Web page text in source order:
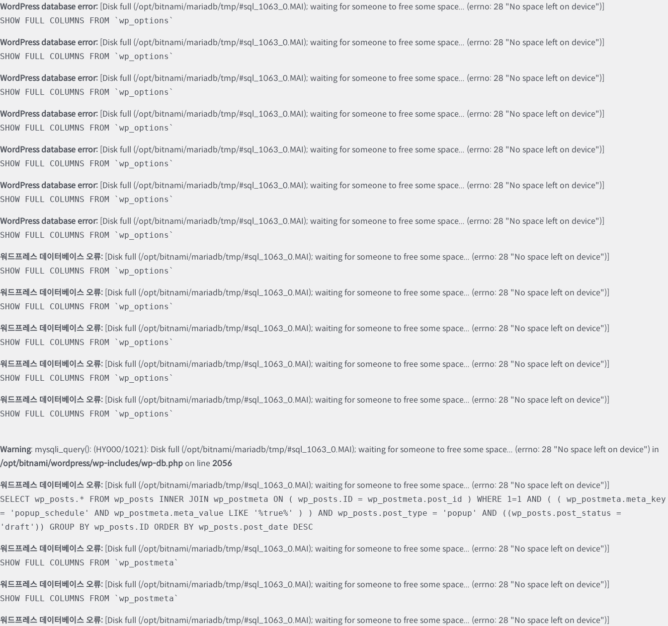
WordPress database error: [Disk full (/opt/bitnami/mariadb/tmp/#sql_1063_0.MAI); waiting for someone to free some space... (errno: 28 "No space left on device")]
SHOW FULL COLUMNS FROM `wp_options`
WordPress database error: [Disk full (/opt/bitnami/mariadb/tmp/#sql_1063_0.MAI); waiting for someone to free some space... (errno: 28 "No space left on device")]
SHOW FULL COLUMNS FROM `wp_options`
WordPress database error: [Disk full (/opt/bitnami/mariadb/tmp/#sql_1063_0.MAI); waiting for someone to free some space... (errno: 28 "No space left on device")]
SHOW FULL COLUMNS FROM `wp_options`
WordPress database error: [Disk full (/opt/bitnami/mariadb/tmp/#sql_1063_0.MAI); waiting for someone to free some space... (errno: 28 "No space left on device")]
SHOW FULL COLUMNS FROM `wp_options`
WordPress database error: [Disk full (/opt/bitnami/mariadb/tmp/#sql_1063_0.MAI); waiting for someone to free some space... (errno: 28 "No space left on device")]
SHOW FULL COLUMNS FROM `wp_options`
WordPress database error: [Disk full (/opt/bitnami/mariadb/tmp/#sql_1063_0.MAI); waiting for someone to free some space... (errno: 28 "No space left on device")]
SHOW FULL COLUMNS FROM `wp_options`
WordPress database error: [Disk full (/opt/bitnami/mariadb/tmp/#sql_1063_0.MAI); waiting for someone to free some space... (errno: 28 "No space left on device")]
SHOW FULL COLUMNS FROM `wp_options`
워드프레스 데이터베이스 오류: [Disk full (/opt/bitnami/mariadb/tmp/#sql_1063_0.MAI); waiting for someone to free some space... (errno: 28 "No space left on device")]
SHOW FULL COLUMNS FROM `wp_options`
워드프레스 데이터베이스 오류: [Disk full (/opt/bitnami/mariadb/tmp/#sql_1063_0.MAI); waiting for someone to free some space... (errno: 28 "No space left on device")]
SHOW FULL COLUMNS FROM `wp_options`
워드프레스 데이터베이스 오류: [Disk full (/opt/bitnami/mariadb/tmp/#sql_1063_0.MAI); waiting for someone to free some space... (errno: 28 "No space left on device")]
SHOW FULL COLUMNS FROM `wp_options`
워드프레스 데이터베이스 오류: [Disk full (/opt/bitnami/mariadb/tmp/#sql_1063_0.MAI); waiting for someone to free some space... (errno: 28 "No space left on device")]
SHOW FULL COLUMNS FROM `wp_options`
워드프레스 데이터베이스 오류: [Disk full (/opt/bitnami/mariadb/tmp/#sql_1063_0.MAI); waiting for someone to free some space... (errno: 28 "No space left on device")]
SHOW FULL COLUMNS FROM `wp_options`
Warning: mysqli_query(): (HY000/1021): Disk full (/opt/bitnami/mariadb/tmp/#sql_1063_0.MAI); waiting for someone to free some space... (errno: 28 "No space left on device") in
/opt/bitnami/wordpress/wp-includes/wp-db.php on line2056
워드프레스 데이터베이스 오류: [Disk full (/opt/bitnami/mariadb/tmp/#sql_1063_0.MAI); waiting for someone to free some space... (errno: 28 "No space left on device")]
SELECT wp_posts.* FROM wp_posts INNER JOIN wp_postmeta ON ( wp_posts.ID = wp_postmeta.post_id ) WHERE 1=1 AND ( ( wp_postmeta.meta_key
= 'popup_schedule' AND wp_postmeta.meta_value LIKE '%true%' ) ) AND wp_posts.post_type = 'popup' AND ((wp_posts.post_status =
'draft')) GROUP BY wp_posts.ID ORDER BY wp_posts.post_date DESC
워드프레스 데이터베이스 오류: [Disk full (/opt/bitnami/mariadb/tmp/#sql_1063_0.MAI); waiting for someone to free some space... (errno: 28 "No space left on device")]
SHOW FULL COLUMNS FROM `wp_postmeta`
워드프레스 데이터베이스 오류: [Disk full (/opt/bitnami/mariadb/tmp/#sql_1063_0.MAI); waiting for someone to free some space... (errno: 28 "No space left on device")]
SHOW FULL COLUMNS FROM `wp_postmeta`
워드프레스 데이터베이스 오류: [Disk full (/opt/bitnami/mariadb/tmp/#sql_1063_0.MAI); waiting for someone to free some space... (errno: 28 "No space left on device")]